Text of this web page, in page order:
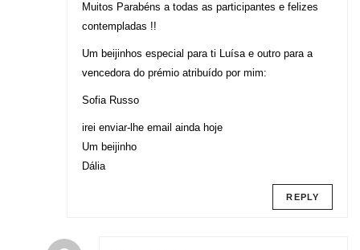
Muitos Parabéns a todas as participantes e felizes
contempladas !!
Um beijinhos especial para ti Luísa e outro para a
vencedora do prémio atribuído por mim:
Sofia Russo
irei enviar-lhe email ainda hoje
Um beijinho
Dália
REPLY